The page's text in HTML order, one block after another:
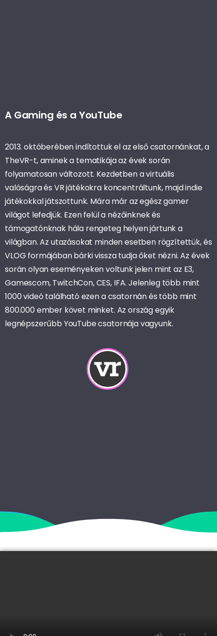
A Gaming és a YouTube
2013. októberében indítottuk el az első csatornánkat, a
TheVR-t, aminek a tematikája az évek során
folyamatosan változott. Kezdetben a virtuális
valóságra és VR játékokra koncentráltunk, majd indie
játékokkal játszottunk. Mára már az egész gamer
világot lefedjük. Ezen felül a nézőinknek és
támogatónknak hála rengeteg helyen jártunk a
világban. Az utazásokat minden esetben rögzítettük, és
VLOG formájában bárki vissza tudja őket nézni. Az évek
során olyan eseményeken voltunk jelen mint az E3,
Gamescom, TwitchCon, CES, IFA. Jelenleg több mint
1000 videó található ezen a csatornán és több mint
800.000 ember követ minket. Az ország egyik
legnépszerűbb YouTube csatornája vagyunk.